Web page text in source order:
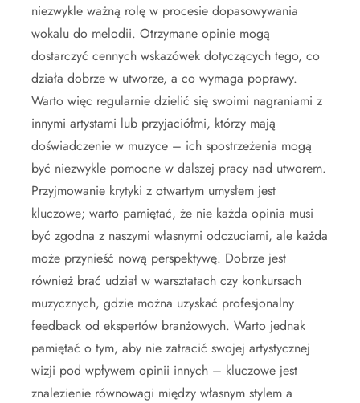
niezwykle ważną rolę w procesie dopasowywania
wokalu do melodii. Otrzymane opinie mogą
dostarczyć cennych wskazówek dotyczących tego, co
działa dobrze w utworze, a co wymaga poprawy.
Warto więc regularnie dzielić się swoimi nagraniami z
innymi artystami lub przyjaciółmi, którzy mają
doświadczenie w muzyce – ich spostrzeżenia mogą
być niezwykle pomocne w dalszej pracy nad utworem.
Przyjmowanie krytyki z otwartym umysłem jest
kluczowe; warto pamiętać, że nie każda opinia musi
być zgodna z naszymi własnymi odczuciami, ale każda
może przynieść nową perspektywę. Dobrze jest
również brać udział w warsztatach czy konkursach
muzycznych, gdzie można uzyskać profesjonalny
feedback od ekspertów branżowych. Warto jednak
pamiętać o tym, aby nie zatracić swojej artystycznej
wizji pod wpływem opinii innych – kluczowe jest
znalezienie równowagi między własnym stylem a